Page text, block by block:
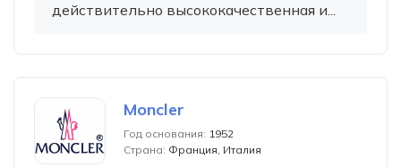
действительно высококачественная и...
Moncler
Год основания: 1952
Страна: Франция, Италия